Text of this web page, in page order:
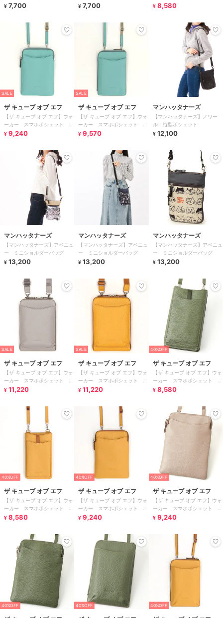
¥ 7,700
¥ 7,700
オープンタイプ
¥ 8,580
SALE
ザ キューブ オブ エフ
【ザ キューブ オブ エフ】ウォ
ーカー スマホポシェット ラ
ウンドファスナータイプ
¥ 9,240
SALE
ザ キューブ オブ エフ
【ザ キューブ オブ エフ】ウォ
ーカー スマホポシェット L
字ファスナータイプ
¥ 9,570
マンハッタナーズ
【マンハッタナーズ】ノワー
ル 縦型ポシェット
¥ 12,100
マンハッタナーズ
【マンハッタナーズ】アベニュ
ー ミニショルダーバッグ
¥ 13,200
マンハッタナーズ
【マンハッタナーズ】アベニュ
ー ミニショルダーバッグ
¥ 13,200
マンハッタナーズ
【マンハッタナーズ】アベニュ
ー ミニショルダーバッグ
¥ 13,200
SALE
ザ キューブ オブ エフ
【ザ キューブ オブ エフ】ウォ
ーカー スマホポシェット ラ
ウンドファスナータイプ
¥ 11,220
SALE
ザ キューブ オブ エフ
【ザ キューブ オブ エフ】ウォ
ーカー スマホポシェット ラ
ウンドファスナータイプ
¥ 11,220
40%OFF
ザ キューブ オブ エフ
【ザ キューブ オブ エフ】ウォ
ーカー スマホポシェット 天
オープンタイプ
¥ 8,580
40%OFF
ザ キューブ オブ エフ
【ザ キューブ オブ エフ】ウォ
ーカー スマホポシェット 天
オープンタイプ
¥ 8,580
40%OFF
ザ キューブ オブ エフ
【ザ キューブ オブ エフ】ウォ
ーカー スマホポシェット ラ
ウンドファスナータイプ
¥ 9,240
40%OFF
ザ キューブ オブ エフ
【ザ キューブ オブ エフ】ウォ
ーカー スマホポシェット ラ
ウンドファスナータイプ
¥ 9,240
40%OFF 40%OFF 40%OFF